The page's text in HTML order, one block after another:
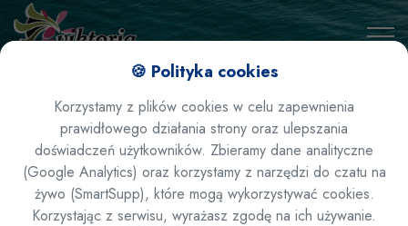
🍪 Polityka cookies
Korzystamy z plików cookies w celu zapewnienia
prawidłowego działania strony oraz ulepszania
doświadczeń użytkowników. Zbieramy dane analityczne
(Google Analytics) oraz korzystamy z narzędzi do czatu na
żywo (SmartSupp), które mogą wykorzystywać cookies.
Korzystając z serwisu, wyrażasz zgodę na ich używanie.
LATO 2026 / Grecja /